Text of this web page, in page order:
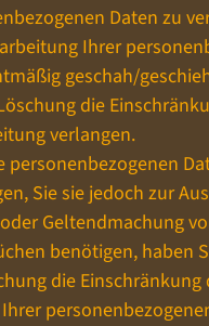
Daten zu
Ihrer
geschah/
die
verlangen.
personenbezogenen
Sie sie jedoch zur
Geltendmachung
benötigen, haben
die Einschränkung